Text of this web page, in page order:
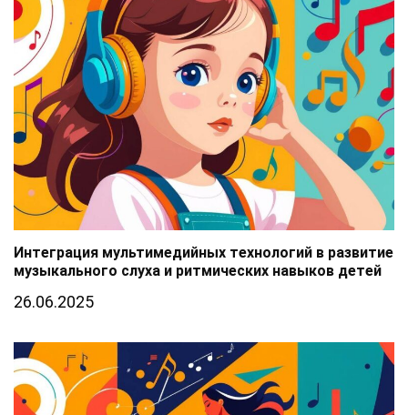
Интеграция мультимедийных технологий в развитие
музыкального слуха и ритмических навыков детей
26.06.2025